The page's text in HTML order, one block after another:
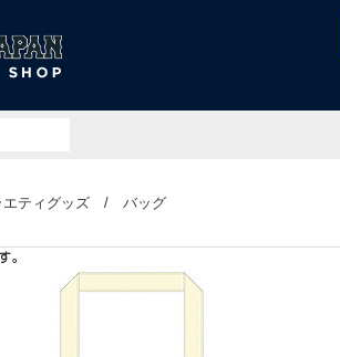
侍ジャパンオフィ
エティグッズ / バッグ